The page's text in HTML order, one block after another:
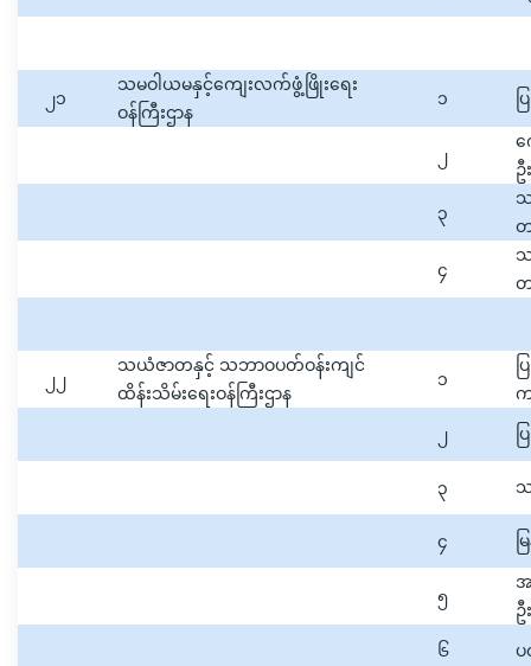
၂၁
သမဝါယမနှင့်ကျေးလက်ဖွံ့ဖြိုးရေး
ဝန်ကြီးဌာန
၁
၂
က
ဦ
၃
၄
၂၂
သယံဇာတနှင့် သဘာဝပတ်ဝန်းကျင်
ထိန်းသိမ်းရေးဝန်ကြီးဌာန
၁
၂
၃ သ
၄
၅
အ
ဦ
၆ ပ